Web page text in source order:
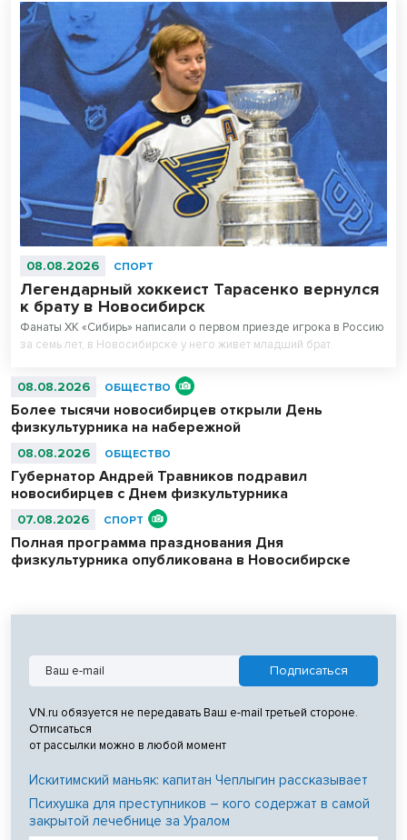
08.08.2026 СПОРТ
Легендарный хоккеист Тарасенко вернулся
к брату в Новосибирск
Фанаты ХК «Сибирь» написали о первом приезде игрока в Россию
за семь лет, в Новосибирске у него живет младший брат.
08.08.2026 ОБЩЕСТВО
Более тысячи новосибирцев открыли День
физкультурника на набережной
08.08.2026 ОБЩЕСТВО
Губернатор Андрей Травников подравил
новосибирцев с Днем физкультурника
07.08.2026 СПОРТ
Полная программа празднования Дня
физкультурника опубликована в Новосибирске
VN.ru обязуется не передавать Ваш e-mail третьей стороне.
Отписаться
от рассылки можно в любой момент
Искитимский маньяк: капитан Чеплыгин рассказывает
Психушка для преступников – кого содержат в самой
закрытой лечебнице за Уралом